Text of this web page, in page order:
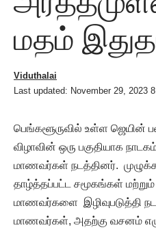
மதம்
Last updated: November 29, 2023
Viduthalai
பெங்களூருவில் உள்ள
விழாவின் ஒரு பகுதியாக
மாணவர்கள் நடத்தினர்.
தாழ்த்தப்பட்ட சமூகங்கள் மற்றும்
மாணவர்களை இழிவுபடுத்தி
மாணவர்கள், அதற்கு வசனம்